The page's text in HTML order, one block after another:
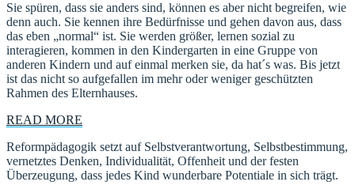
Sie spüren, dass sie anders sind, können es aber nicht begreifen, wie
denn auch. Sie kennen ihre Bedürfnisse und gehen davon aus, dass
das eben „normal“ ist. Sie werden größer, lernen sozial zu
interagieren, kommen in den Kindergarten in eine Gruppe von
anderen Kindern und auf einmal merken sie, da hat´s was. Bis jetzt
ist das nicht so aufgefallen im mehr oder weniger geschützten
Rahmen des Elternhauses.
READ MORE
Reformpädagogik setzt auf Selbstverantwortung, Selbstbestimmung,
vernetztes Denken, Individualität, Offenheit und der festen
Überzeugung, dass jedes Kind wunderbare Potentiale in sich trägt.